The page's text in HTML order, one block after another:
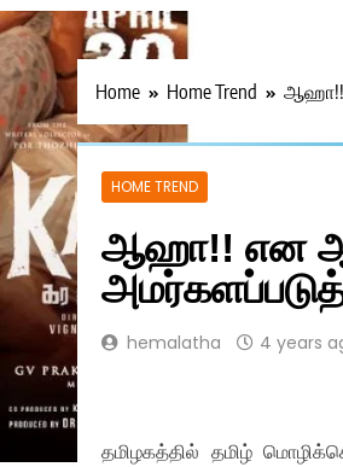
Home Home Trend ஆஹா!!
HOME TREND
ஆஹா!! என
hemalatha 4 years
தமிழகத்தில் தமிழ்